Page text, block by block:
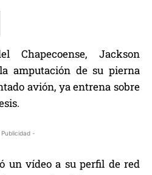
Chapecoense, Jackson
amputación de su pierna
avión, ya entrena sobre
-
un vídeo a su perfil de red